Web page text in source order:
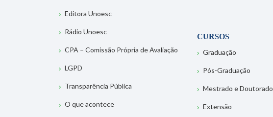
Editora Unoesc
Rádio Unoesc
CPA – Comissão Própria de Avaliação
LGPD
Transparência Pública
O que acontece
CURSOS
Graduação
Pós-Graduação
Mestrado e Doutorado
Extensão